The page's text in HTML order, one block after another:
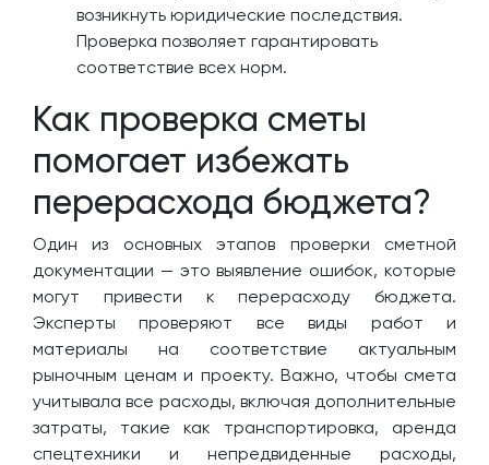
возникнуть юридические последствия.
Проверка позволяет гарантировать
соответствие всех норм.
Как проверка сметы
помогает избежать
перерасхода бюджета?
Один из основных этапов проверки сметной
документации — это выявление ошибок, которые
могут привести к перерасходу бюджета.
Эксперты проверяют все виды работ и
материалы на соответствие актуальным
рыночным ценам и проекту. Важно, чтобы смета
учитывала все расходы, включая дополнительные
затраты, такие как транспортировка, аренда
спецтехники и непредвиденные расходы,